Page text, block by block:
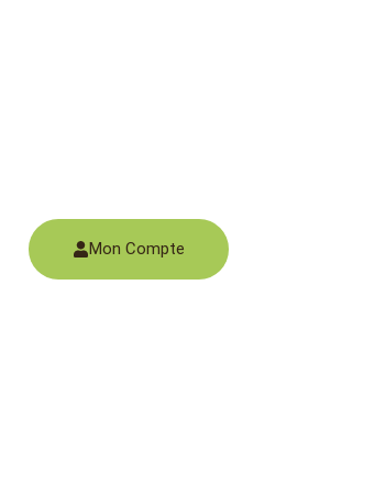
Mon Compte